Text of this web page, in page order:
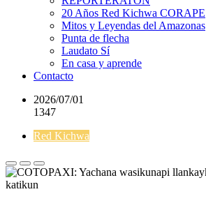
20 Años Red Kichwa CORAPE
Mitos y Leyendas del Amazonas
Punta de flecha
Laudato Sí
En casa y aprende
Contacto
2026/07/01
1347
Red Kichwa